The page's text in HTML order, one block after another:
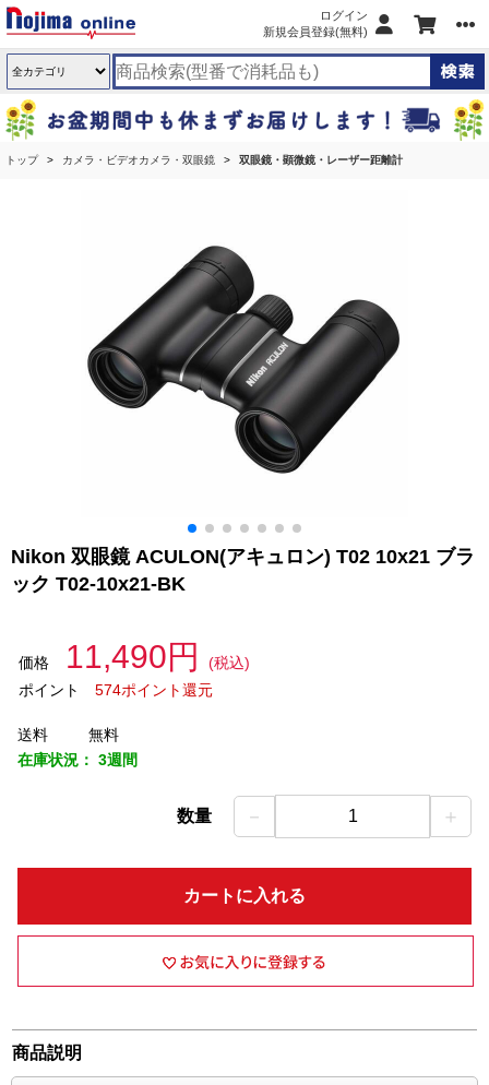
ログイン
新規会員登録(無料)
トップ カメラ・ビデオカメラ・双眼鏡 双眼鏡・顕微鏡・レーザー距離計
Nikon 双眼鏡 ACULON(アキュロン) T02 10x21 ブラ
ック T02-10x21-BK
価格 11,490円
(税込)
ポイント
574ポイント還元
送料
無料
在庫状況： 3週間
数量 － 1 ＋
カートに入れる
商品説明